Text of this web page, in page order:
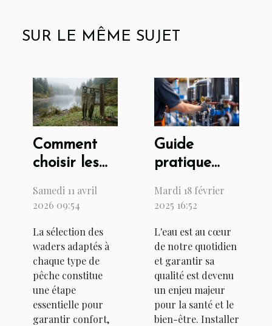
SUR LE MÊME SUJET
Comment
choisir les
parfaits
type de
pêche ?
Samedi 11 avril
2026 09:54
La sélection des
waders adaptés à
chaque type de
pêche constitue
une étape
essentielle pour
garantir confort,
Guide
pratique
l'installation
système de
filtration
d'eau chez
soi
Mardi 18 février
2025 16:52
L'eau est au cœur
de notre quotidien
et garantir sa
qualité est devenu
un enjeu majeur
pour la santé et le
bien-être. Installer